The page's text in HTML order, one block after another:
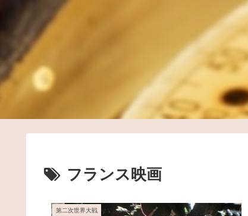
フランス映画
第二次世界大戦